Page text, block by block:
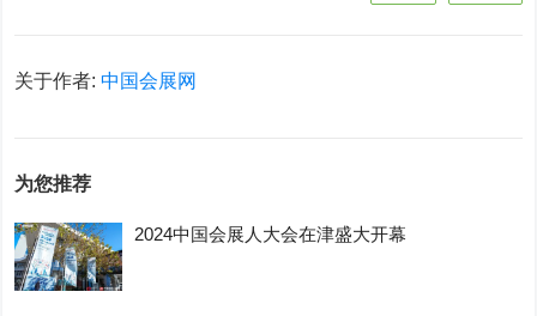
关于作者:中国会展网
为您推荐
2024中国会展人大会在津盛大开幕